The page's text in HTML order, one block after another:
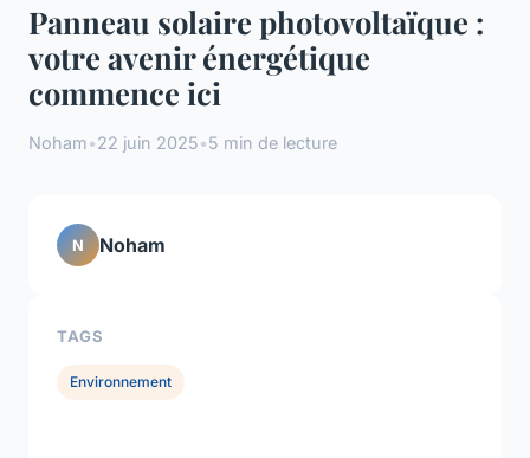
Panneau solaire photovoltaïque :
votre avenir énergétique
commence ici
Noham•22 juin 2025•5 min de lecture
N Noham
TAGS
Environnement